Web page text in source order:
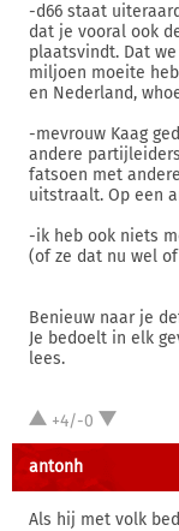
-d66 staat
dat je vooral ook
plaatsvindt. Dat
miljoen moeite
en Nederland,
-mevrouw Kaag
andere
fatsoen met
uitstraalt. Op een
-ik heb ook niets
(of ze dat nu wel
Benieuw naar je
Je bedoelt in elk
lees.
+4/-0
antonh
Als hij met volk